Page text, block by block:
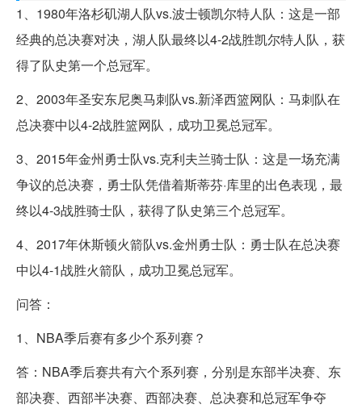
1、1980年洛杉矶湖人队vs.波士顿凯尔特人队：这是一部
经典的总决赛对决，湖人队最终以4-2战胜凯尔特人队，获
得了队史第一个总冠军。
2、2003年圣安东尼奥马刺队vs.新泽西篮网队：马刺队在
总决赛中以4-2战胜篮网队，成功卫冕总冠军。
3、2015年金州勇士队vs.克利夫兰骑士队：这是一场充满
争议的总决赛，勇士队凭借着斯蒂芬·库里的出色表现，最
终以4-3战胜骑士队，获得了队史第三个总冠军。
4、2017年休斯顿火箭队vs.金州勇士队：勇士队在总决赛
中以4-1战胜火箭队，成功卫冕总冠军。
问答：
1、NBA季后赛有多少个系列赛？
答：NBA季后赛共有六个系列赛，分别是东部半决赛、东
部决赛、西部半决赛、西部决赛、总决赛和总冠军争夺